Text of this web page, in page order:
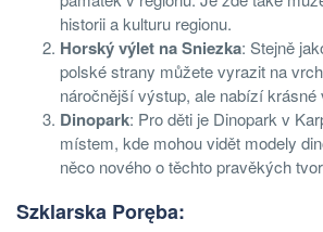
historii a kulturu regionu.
Horský výlet na Sniezka: Stejně
polské strany můžete vyrazit na
náročnější výstup, ale nabízí krásné
Dinopark: Pro děti je Dinopark v
místem, kde mohou vidět modely
něco nového o těchto pravěkých
Szklarska Poręba: